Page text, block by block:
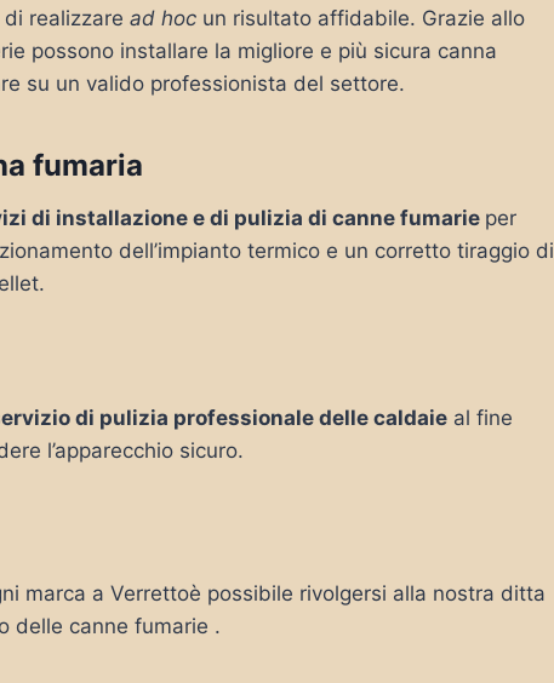
realizzare ad hoc un risultato affidabile. Grazie allo
possono installare la migliore e più sicura canna
su un valido professionista del settore.
fumaria
di installazione e di pulizia di canne fumarie per
dell’impianto termico e un corretto tiraggio di
di pulizia professionale delle caldaie al fine
l’apparecchio sicuro.
marca a Verrettoè possibile rivolgersi alla nostra ditta
delle canne fumarie .